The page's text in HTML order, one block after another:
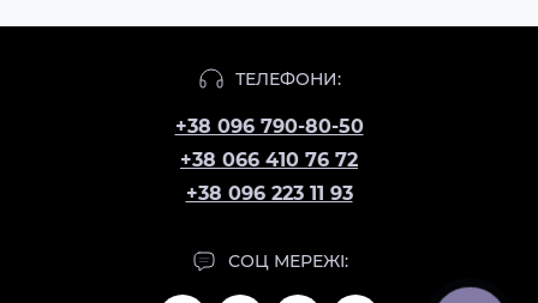
ТЕЛЕФОНИ:
+38 096 790-80-50
+38 066 410 76 72
+38 096 223 11 93
СОЦ МЕРЕЖІ: